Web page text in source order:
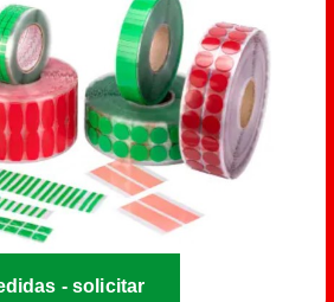
- solicitar